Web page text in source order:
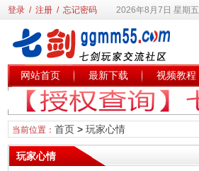
登录/ 注册/ 忘记密码 2026年8月7日 星期五
网站首页 最新下载 视频教程
当前位置： 首页> 玩家心情
玩家心情